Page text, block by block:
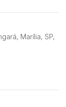
, Marília, SP,